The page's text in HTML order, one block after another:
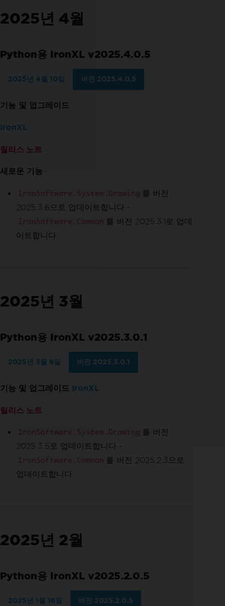
2025년 4월
Python용 IronXL v2025.4.0.5
2025년 4월 10일 버전 2025.4.0.5
기능 및 업그레이드
IronXL
릴리스 노트
새로운 기능
IronSoftware.System.Drawing 를 버전
2025.3.6으로 업데이트합니다.-
IronSoftware.Common 를 버전 2025.3.1로 업데
이트합니다.
2025년 3월
Python용 IronXL v2025.3.0.1
2025년 3월 6일 버전 2025.3.0.1
기능 및 업그레이드 IronXL
릴리스 노트
IronSoftware.System.Drawing 를 버전
2025.3.5로 업데이트합니다.-
IronSoftware.Common 를 버전 2025.2.3으로
업데이트합니다.
2025년 2월
Python용 IronXL v2025.2.0.5
2025년 1월 16일 버전 2025.2.0.5